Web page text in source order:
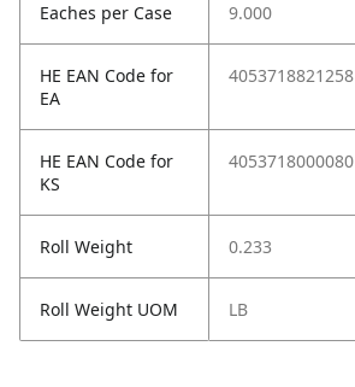
Eaches per Case 9.000
HE EAN Code for
EA
4053718821258
HE EAN Code for
KS
4053718000080
Roll Weight 0.233
Roll Weight UOM LB